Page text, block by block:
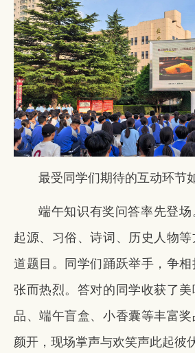
最受同学们期待的互动环节
端午知识有奖问答率先登
起源、习俗、诗词、历史人物
道题目。同学们踊跃举手，争
张而热烈。答对的同学收获了
品、端午盲盒、小香囊等丰富
颜开，现场掌声与欢笑声此起彼